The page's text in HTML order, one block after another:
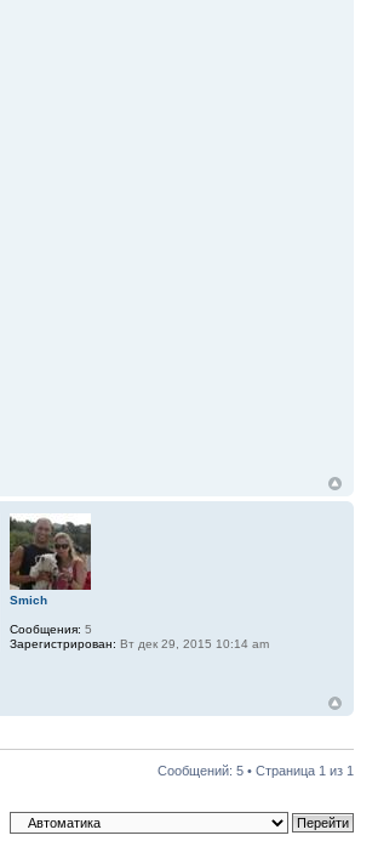
Smich
Сообщения: 5
Зарегистрирован: Вт дек 29, 2015 10:14 am
Сообщений: 5 • Страница 1 из 1